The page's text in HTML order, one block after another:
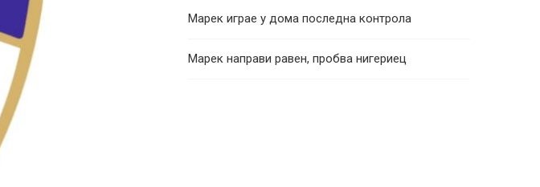
Марек играе у дома последна контрола
Марек направи равен, пробва нигериец